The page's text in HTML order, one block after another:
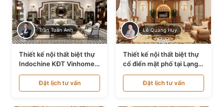
Trần Tuấn Anh
Thiết kế nội thất biệt thự
Indochine KĐT Vinhomes
Ocean Park NT24600
Đặt lịch tư vấn
Lê Quang Huy
Thiết kế nội thất biệt thự
cổ điển mặt phố tại Lạng
Sơn NT24534
Đặt lịch tư vấn